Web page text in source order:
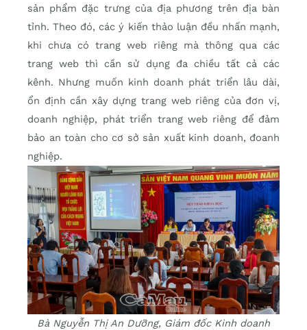
sản phẩm đặc trưng của địa phương trên địa bàn
tỉnh. Theo đó, các ý kiến thảo luận đều nhấn mạnh,
khi chưa có trang web riêng mà thông qua các
trang web thì cần sử dụng đa chiều tất cả các
kênh. Nhưng muốn kinh doanh phát triển lâu dài,
ổn định cần xây dựng trang web riêng của đơn vị,
doanh nghiệp, phát triển trang web riêng để đảm
bảo an toàn cho cơ sở sản xuất kinh doanh, đoanh
nghiệp.
Bà Nguyễn Thị An Dưỡng, Giám đốc Kinh doanh